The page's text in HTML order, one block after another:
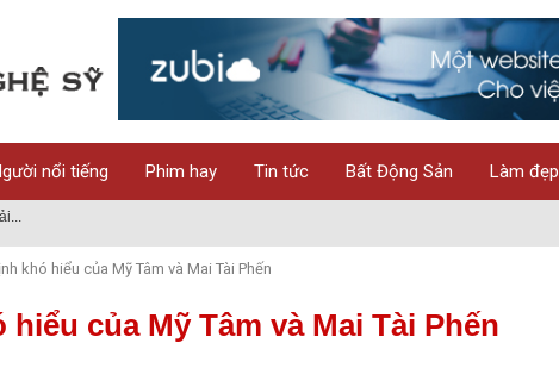
nổi tiếng Phim hay Tin tức Bất Động Sản Làm đẹp
khó hiểu của Mỹ Tâm và Mai Tài Phến
của Mỹ Tâm và Mai Tài Phến